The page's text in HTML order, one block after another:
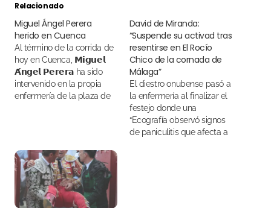
Relacionado
Miguel Ángel Perera
herido en Cuenca
Al término de la corrida de
hoy en Cuenca, 𝗠𝗶𝗴𝘂𝗲𝗹
𝗔́𝗻𝗴𝗲𝗹 𝗣𝗲𝗿𝗲𝗿𝗮 ha sido
intervenido en la propia
enfermería de la plaza de
David de Miranda:
“Suspende su activad tras
resentirse en El Rocío
Chico de la cornada de
Málaga”
El diestro onubense pasó a
la enfermería al finalizar el
festejo donde una
“Ecografía observó signos
de paniculitis que afecta a